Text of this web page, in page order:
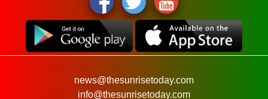
news@thesunrisetoday.com
info@thesunrisetoday.com